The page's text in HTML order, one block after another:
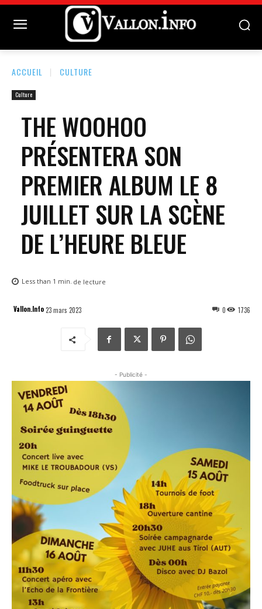
ACCUEIL CULTURE
Culture
THE WOOHOO
PRÉSENTERA SON
PREMIER ALBUM LE 8
JUILLET SUR LA SCÈNE
DE L’HEURE BLEUE
Less than 1 min. de lecture
Vallon.Info23 mars 2023 1736
0
- Publicité -